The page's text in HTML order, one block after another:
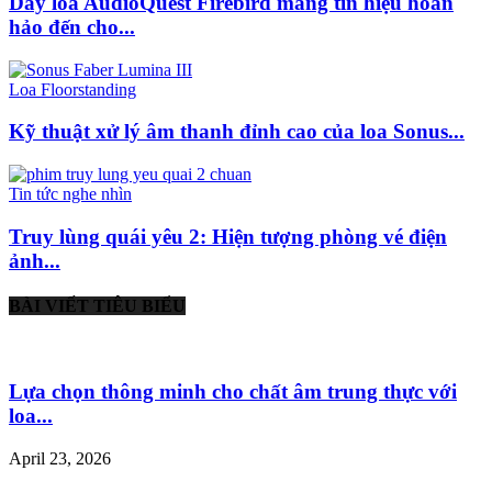
hảo đến cho...
Loa Floorstanding
Kỹ thuật xử lý âm thanh đỉnh cao của loa Sonus...
Tin tức nghe nhìn
Truy lùng quái yêu 2: Hiện tượng phòng vé điện
ảnh...
BÀI VIẾT TIÊU BIỂU
Lựa chọn thông minh cho chất âm trung thực với
loa...
April 23, 2026